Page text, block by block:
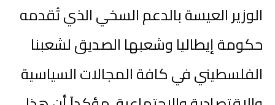
الوزير العيسة بالدعم السخي الذي تُقدمه
حكومة إيطاليا وشعبها الصديق لشعبنا
الفلسطيني في كافة المجالات السياسية